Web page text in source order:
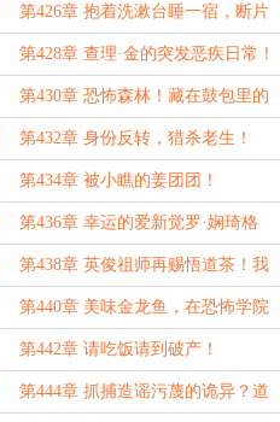
洗漱台
第426章 抱着洗漱台睡一宿，断片
了？
第428章 查理·金的突发恶疾日常！
第430章 恐怖森林！藏在鼓包里的
人类！
第432章 身份反转，猎杀老生！
第434章 被小瞧的姜团团！
第436章 幸运的爱新觉罗·娴琦格
格！
第438章 英俊祖师再赐悟道茶！我
可怜的金龙鱼！
第440章 美味金龙鱼，在恐怖学院
内迷路了！
第442章 请吃饭请到破产！
第444章 抓捕造谣污蔑的诡异？道